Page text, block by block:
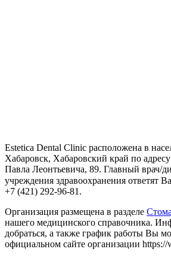
Estetica Dental Clinic расположена в
Хабаровск, Хабаровский край по
Павла Леонтьевича, 89. Главный врач/
учреждения здравоохранения ответят
+7 (421) 292-96-81.
Организация размещена в разделе
нашего медицинского справочника.
добраться, а также график работы Вы
официальном сайте организации https://